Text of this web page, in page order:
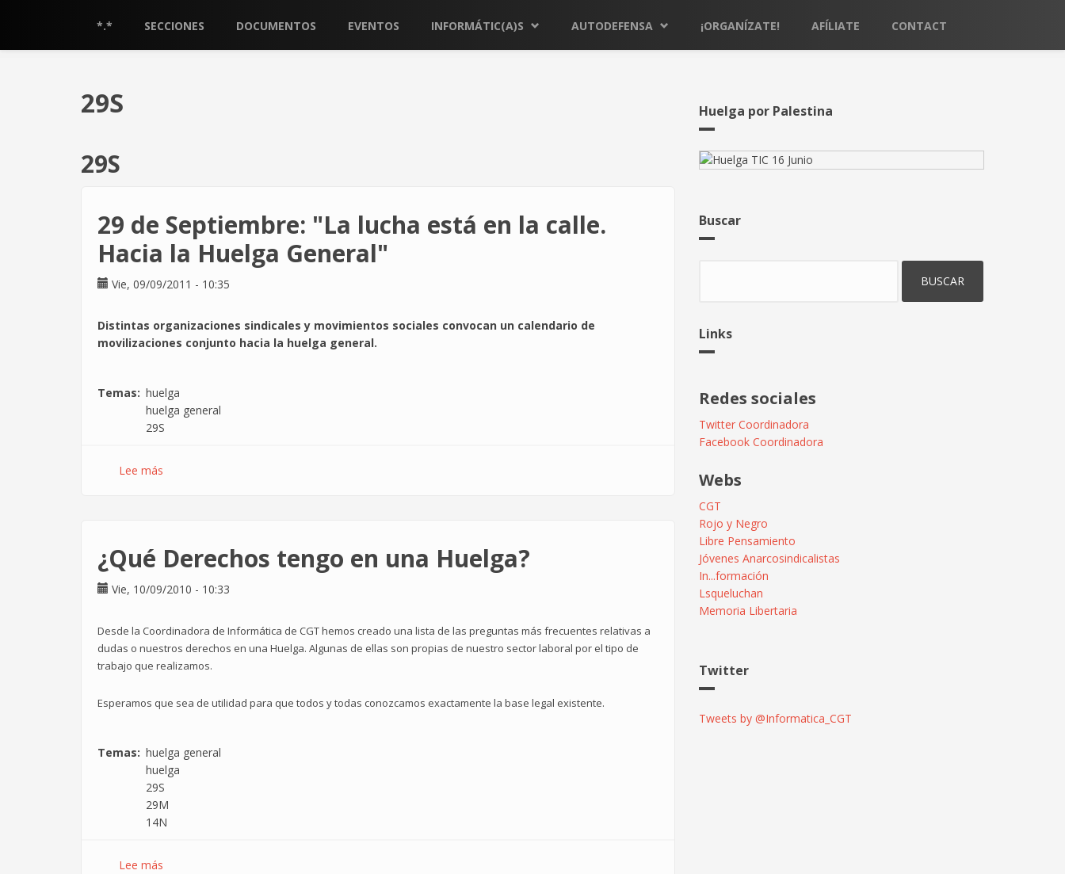
*.* SECCIONES DOCUMENTOS EVENTOS INFORMÁTIC(A)S AUTODEFENSA ¡ORGANÍZATE! AFÍLIATE CONTACT
29S
29S
29 de Septiembre: "La lucha está en la calle.
Hacia la Huelga General"
Vie, 09/09/2011 - 10:35
Distintas organizaciones sindicales y movimientos sociales convocan un calendario de
movilizaciones conjunto hacia la huelga general.
Temas
huelga
huelga general
29S
Lee más
lucha
en
calle.
Hacia
la
General"
¿Qué Derechos tengo en una Huelga?
Vie, 10/09/2010 - 10:33
Desde la Coordinadora de Informática de CGT hemos creado una lista de las preguntas más frecuentes relativas a
dudas o nuestros derechos en una Huelga. Algunas de ellas son propias de nuestro sector laboral por el tipo de
trabajo que realizamos.
Esperamos que sea de utilidad para que todos y todas conozcamos exactamente la base legal existente.
Temas
huelga general
huelga
29S
29M
14N
Lee más
Huelga por Palestina
Buscar
Links
Redes sociales
Twitter Coordinadora
Facebook Coordinadora
Webs
CGT
Rojo y Negro
Libre Pensamiento
Jóvenes Anarcosindicalistas
In...formación
Lsqueluchan
Memoria Libertaria
Twitter
Tweets by @Informatica_CGT